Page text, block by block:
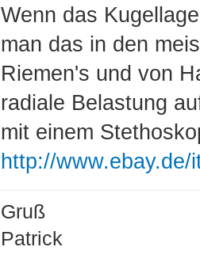
Wenn das
man das in den
Riemen's und von
radiale Belastung
mit einem
http://
Gruß
Patrick